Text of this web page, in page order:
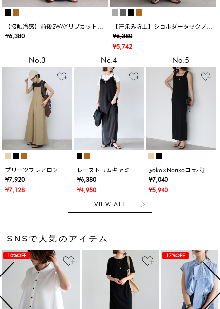
【接触冷感】前後2WAYリブカットワ
ンピース
¥6,380
【汗染み防止】ショルダータックノー
スリワンピース
¥6,380
¥5,742
No.3
プリーツフレアロング
キャミワンピース
¥7,920
¥7,128
No.4
レーストリムキャミワ
ンピース
¥6,380
¥4,950
No.5
[yoko×Norikoコラボ]パ
ッド付きスクエアネッ
クリブニットワンピー
ス
¥7,040
¥5,940
VIEW ALL
SNSで人気のアイテム
10%OFF 17%OFF